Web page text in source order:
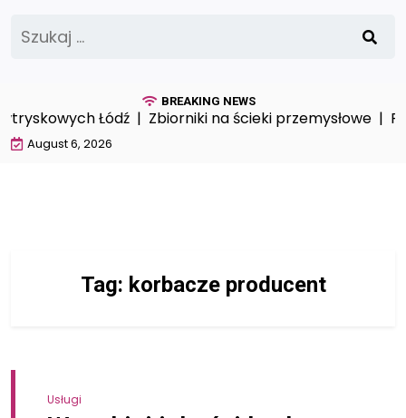
BREAKING NEWS
Łódź | Zbiorniki na ścieki przemysłowe |
August 6, 2026
Tag: korbacze producent
Usługi